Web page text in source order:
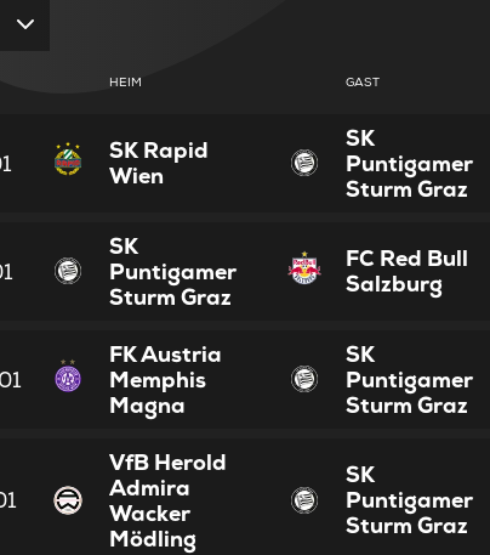
HEIM GAST
SK Rapid
Wien
SK
Puntigamer
Sturm Graz
SK
Puntigamer
Sturm Graz
FC Red Bull
Salzburg
FK Austria
Memphis
Magna
SK
Puntigamer
Sturm Graz
VfB Herold
Admira
Wacker
Mödling
SK
Puntigamer
Sturm Graz